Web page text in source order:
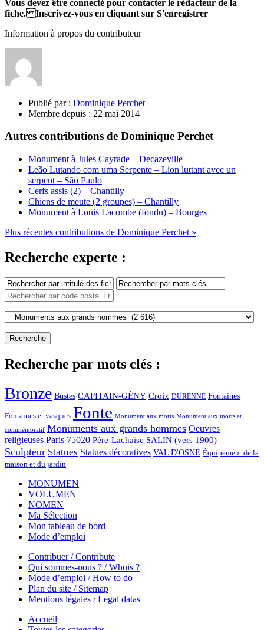
Vous devez être connecté pour contacter le rédacteur de la
fiche. Inscrivez-vous en cliquant sur S'enregistrer
Information à propos du contributeur
Publié par : Dominique Perchet
Membre depuis : 22 mai 2014
Autres contributions de Dominique Perchet
Monument à Jules Cayrade – Decazeville
Leão Lutando com uma Serpente – Lion luttant avec un
serpent – São Paulo
Cerfs assis (2) – Chantilly
Chiens de meute (2 groupes) – Chantilly
Monument à Louis Lacombe (fondu) – Bourges
Plus récentes contributions de Dominique Perchet »
Recherche experte :
Recherche par mots clés :
Bronze Bustes CAPITAIN-GÉNY Croix DURENNE Fontaines
Fontaines et vasques Fonte Monument aux morts Monument aux morts et
commémoratif Monuments aux grands hommes Oeuvres
religieuses Paris 75020 Père-Lachaise SALIN (vers 1900)
Sculpteur Statues Statues décoratives VAL D'OSNE Équipement de la
maison et du jardin
MONUMEN
VOLUMEN
NOMEN
Ma Sélection
Mon tableau de bord
Mode d’emploi
Contribuer / Contribute
Qui sommes-nous ? / Whois ?
Mode d’emploi / How to do
Plan du site / Sitemap
Mentions légales / Legal datas
Accueil